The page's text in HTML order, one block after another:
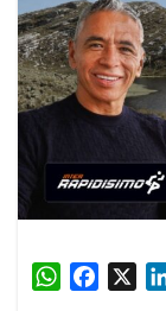
W